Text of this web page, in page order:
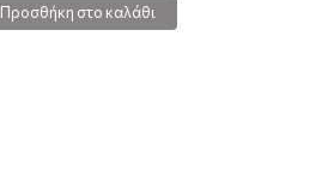
Προσθήκη στο καλάθι